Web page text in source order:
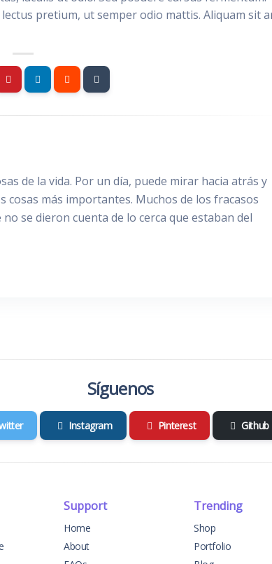
pretium, ut semper odio mattis. Aliquam sit
de la vida. Por un día, puede mirar hacia atrás y
cosas más importantes. Muchos de los fracasos
se dieron cuenta de lo cerca que estaban del
Síguenos
Instagram Pinterest Github
Support
Home
About
Trending
Shop
Portfolio